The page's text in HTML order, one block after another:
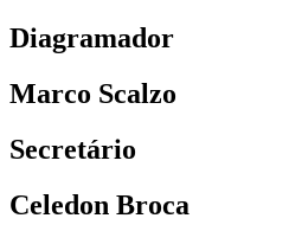
Diagramador
Marco Scalzo
Secretário
Celedon Broca